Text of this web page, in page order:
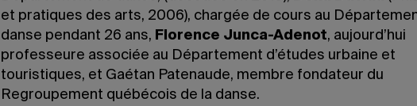
et pratiques des arts, 2006), chargée de cours au
danse pendant 26 ans, Florence Junca-Adenot, aujourd’hui
professeure associée au Département d’études urbaine et
touristiques, et Gaétan Patenaude, membre fondateur du
Regroupement québécois de la danse.